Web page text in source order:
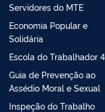
Servidores do MTE
Economia Popular e
Solidária
Escola do Trabalhador
Guia de Prevenção ao
Assédio Moral e Sexual
Inspeção do Trabalho